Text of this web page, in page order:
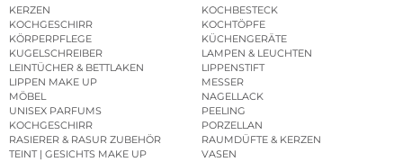
KERZEN
KOCHBESTECK
KOCHGESCHIRR
KOCHTÖPFE
KÖRPERPFLEGE
KÜCHENGERÄTE
KUGELSCHREIBER
LAMPEN & LEUCHTEN
LEINTÜCHER & BETTLAKEN
LIPPENSTIFT
LIPPEN MAKE UP
MESSER
MÖBEL
NAGELLACK
UNISEX PARFUMS
PEELING
KOCHGESCHIRR
PORZELLAN
RASIERER & RASUR ZUBEHÖR
RAUMDÜFTE & KERZEN
TEINT | GESICHTS MAKE UP
VASEN